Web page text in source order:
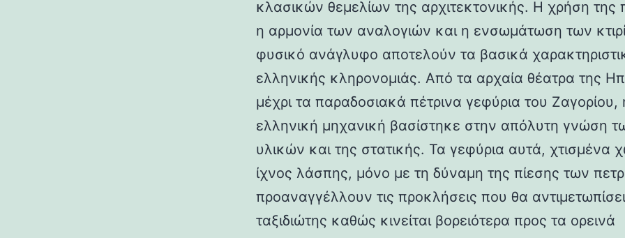
κλασικών θεμελίων της αρχιτεκτονικής. Η χρήση της
η αρμονία των αναλογιών και η ενσωμάτωση των
φυσικό ανάγλυφο αποτελούν τα βασικά
ελληνικής κληρονομιάς. Από τα αρχαία θέατρα της
μέχρι τα παραδοσιακά πέτρινα γεφύρια του Ζαγορίου,
ελληνική μηχανική βασίστηκε στην απόλυτη γνώση
υλικών και της στατικής. Τα γεφύρια αυτά, χτισμένα
ίχνος λάσπης, μόνο με τη δύναμη της πίεσης των
προαναγγέλλουν τις προκλήσεις που θα
ταξιδιώτης καθώς κινείται βορειότερα προς τα ορεινά